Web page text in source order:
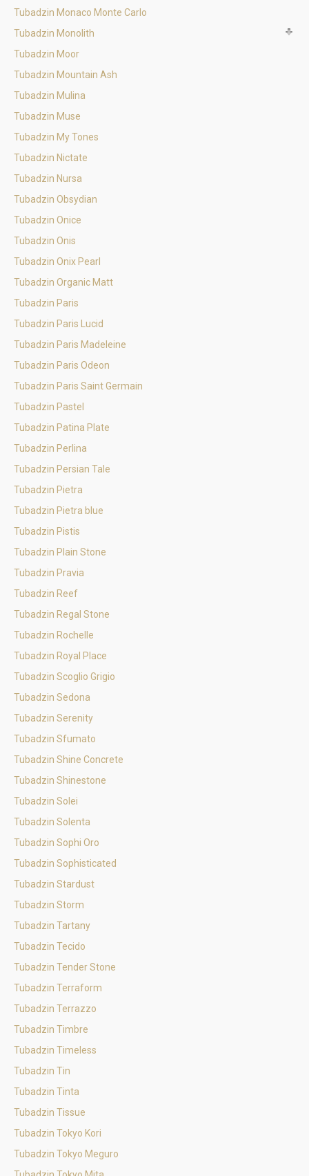
Tubadzin Monaco Monte Carlo
Tubadzin Monolith
Tubadzin Moor
Tubadzin Mountain Ash
Tubadzin Mulina
Tubadzin Muse
Tubadzin My Tones
Tubadzin Nictate
Tubadzin Nursa
Tubadzin Obsydian
Tubadzin Onice
Tubadzin Onis
Tubadzin Onix Pearl
Tubadzin Organic Matt
Tubadzin Paris
Tubadzin Paris Lucid
Tubadzin Paris Madeleine
Tubadzin Paris Odeon
Tubadzin Paris Saint Germain
Tubadzin Pastel
Tubadzin Patina Plate
Tubadzin Perlina
Tubadzin Persian Tale
Tubadzin Pietra
Tubadzin Pietra blue
Tubadzin Pistis
Tubadzin Plain Stone
Tubadzin Pravia
Tubadzin Reef
Tubadzin Regal Stone
Tubadzin Rochelle
Tubadzin Royal Place
Tubadzin Scoglio Grigio
Tubadzin Sedona
Tubadzin Serenity
Tubadzin Sfumato
Tubadzin Shine Concrete
Tubadzin Shinestone
Tubadzin Solei
Tubadzin Solenta
Tubadzin Sophi Oro
Tubadzin Sophisticated
Tubadzin Stardust
Tubadzin Storm
Tubadzin Tartany
Tubadzin Tecido
Tubadzin Tender Stone
Tubadzin Terraform
Tubadzin Terrazzo
Tubadzin Timbre
Tubadzin Timeless
Tubadzin Tin
Tubadzin Tinta
Tubadzin Tissue
Tubadzin Tokyo Kori
Tubadzin Tokyo Meguro